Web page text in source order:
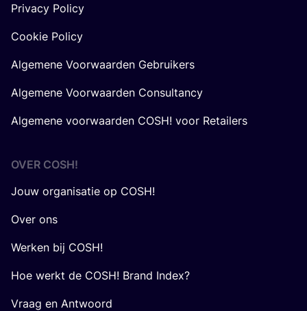
Privacy Policy
Cookie Policy
Algemene Voorwaarden Gebruikers
Algemene Voorwaarden Consultancy
Algemene voorwaarden COSH! voor Retailers
OVER COSH!
Jouw organisatie op COSH!
Over ons
Werken bij COSH!
Hoe werkt de COSH! Brand Index?
Vraag en Antwoord